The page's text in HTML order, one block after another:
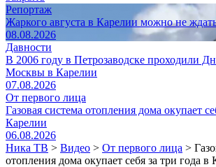
Репортаж
Жаркого августа в Карелии можно не
08.08.2026
Давности
В 2006 году в Петрозаводске проходили
Москвы в Карелии
07.08.2026
От первого лица
Газовая система отопления дома окупает
Карелии
06.08.2026
Ника ТВ > Видео > От первого лица >
отопления дома окупает себя за три года в